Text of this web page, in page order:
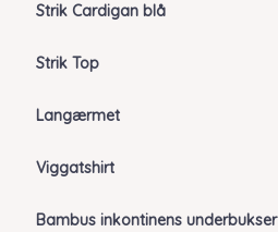
Strik Cardigan blå
Strik Top
Langærmet
Viggatshirt
Bambus inkontinens underbukser